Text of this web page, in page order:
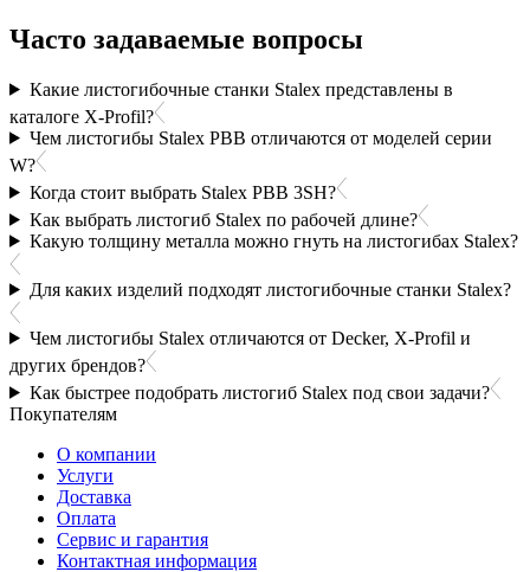
Часто задаваемые вопросы
Какие листогибочные станки Stalex представлены в
каталоге X-Profil?
Чем листогибы Stalex PBB отличаются от моделей серии
W?
Когда стоит выбрать Stalex PBB 3SH?
Как выбрать листогиб Stalex по рабочей длине?
Какую толщину металла можно гнуть на листогибах Stalex?
Для каких изделий подходят листогибочные станки Stalex?
Чем листогибы Stalex отличаются от Decker, X-Profil и
других брендов?
Как быстрее подобрать листогиб Stalex под свои задачи?
Покупателям
О компании
Услуги
Доставка
Оплата
Сервис и гарантия
Контактная информация